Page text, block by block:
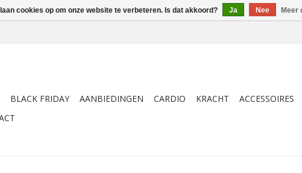
BLACK FRIDAY AANBIEDINGEN CARDIO KRACHT
ACCESSOIRES
cookies op om onze website te verbeteren. Is dat akkoord? Ja Nee Meer